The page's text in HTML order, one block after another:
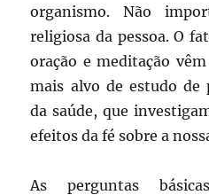
organismo. Não
religiosa da pessoa. O
oração e meditação
mais alvo de estudo de
da saúde, que
efeitos da fé sobre a
As perguntas